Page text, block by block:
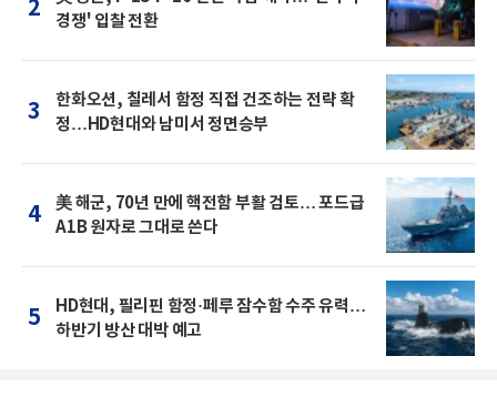
2
경쟁' 입찰 전환
3
한화오션, 칠레서 함정 직접 건조하는 전략 확
정…HD현대와 남미서 정면승부
4
美 해군, 70년 만에 핵전함 부활 검토… 포드급
A1B 원자로 그대로 쓴다
5
HD현대, 필리핀 함정·페루 잠수함 수주 유력…
하반기 방산 대박 예고